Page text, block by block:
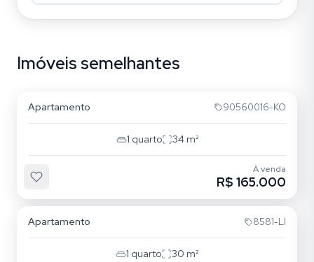
Imóveis semelhantes
Centro Histórico
Apartamento 90560016-KO
1 quarto 34 m²
À venda
R$ 165.000
Apartamento 8581-LI
1 quarto 30 m²